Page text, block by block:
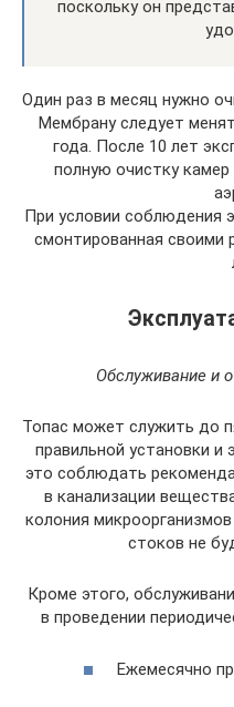
поскольку он
Один раз в месяц нужно
Мембрану следует
года. После 10 лет
полную очистку
При условии соблюдения
смонтированная своими
Обслуживание и
Топас может служить до
правильной установки и
это соблюдать
в канализации
колония
стоков не
Кроме этого,
в проведении
Ежемесячно